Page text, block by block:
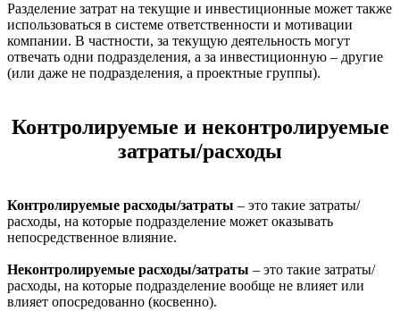
Разделение затрат на текущие и инвестиционные может также
использоваться в системе ответственности и мотивации
компании. В частности, за текущую деятельность могут
отвечать одни подразделения, а за инвестиционную – другие
(или даже не подразделения, а проектные группы).
Контролируемые и неконтролируемые
затраты/расходы
Контролируемые расходы/затраты – это такие затраты/
расходы, на которые подразделение может оказывать
непосредственное влияние.
Неконтролируемые расходы/затраты – это такие затраты/
расходы, на которые подразделение вообще не влияет или
влияет опосредованно (косвенно).